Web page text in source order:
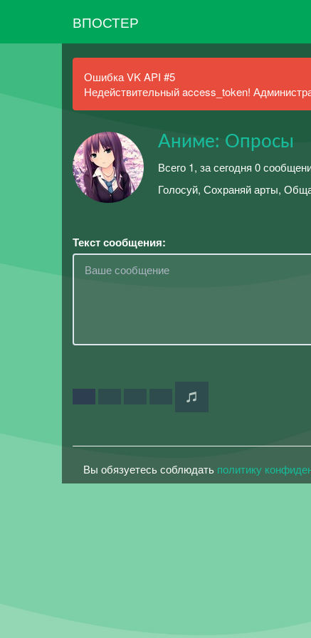
ВПОСТЕР
Ошибка VK API #5
Недействительный access_token!
Аниме: Опросы
Всего 1, за сегодня 0
Голосуй, Сохраняй арты,
Текст сообщения:
Вы обязуетесь соблюдать политику